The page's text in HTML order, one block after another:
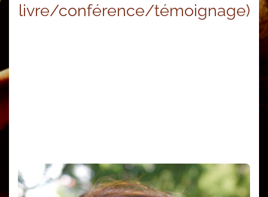
livre/conférence/témoignage)